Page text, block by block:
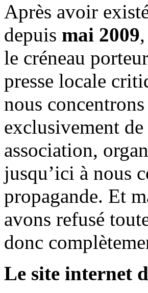
Après avoir
depuis mai 2009
le créneau
presse locale
nous
exclusivement
association,
jusqu’ici à nous
propagande. Et
avons refusé
donc
Le site internet